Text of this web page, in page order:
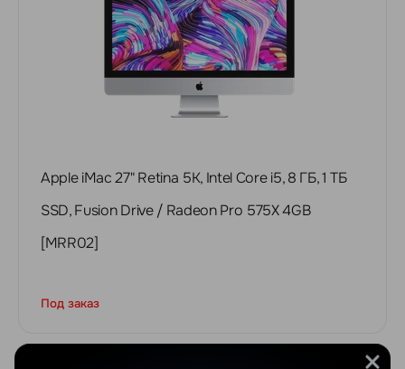
Apple iMac 27" Retina 5K, Intel Core i5, 8 ГБ, 1 ТБ
SSD, Fusion Drive / Radeon Pro 575X 4GB
[MRR02]
Под заказ